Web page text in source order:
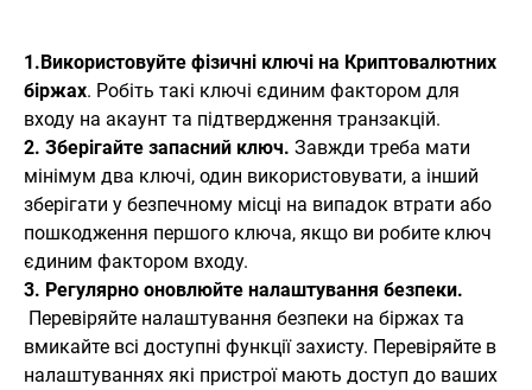
1.Використовуйте фізичні ключі на Криптовалютних
біржах. Робіть такі ключі єдиним фактором для
входу на акаунт та підтвердження транзакцій.
2. Зберігайте запасний ключ. Завжди треба мати
мінімум два ключі, один використовувати, а інший
зберігати у безпечному місці на випадок втрати або
пошкодження першого ключа, якщо ви робите ключ
єдиним фактором входу.
3. Регулярно оновлюйте налаштування безпеки.
Перевіряйте налаштування безпеки на біржах та
вмикайте всі доступні функції захисту. Перевіряйте в
налаштуваннях які пристрої мають доступ до ваших